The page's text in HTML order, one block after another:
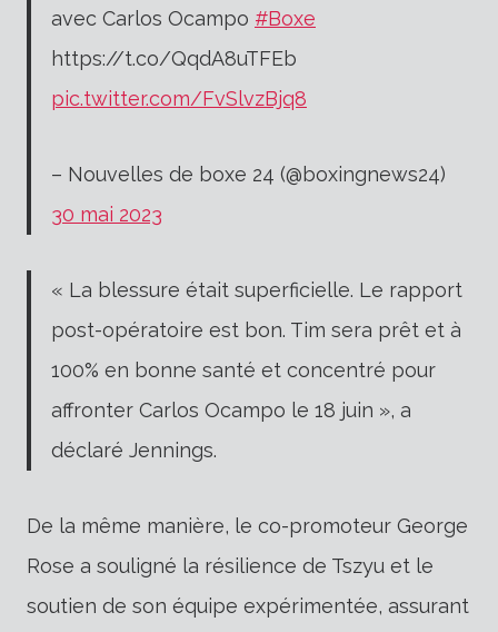
avec Carlos Ocampo #Boxe
https://t.co/QqdA8uTFEb
pic.twitter.com/FvSlvzBjq8
– Nouvelles de boxe 24 (@boxingnews24)
30 mai 2023
« La blessure était superficielle. Le rapport
post-opératoire est bon. Tim sera prêt et à
100% en bonne santé et concentré pour
affronter Carlos Ocampo le 18 juin », a
déclaré Jennings.
De la même manière, le co-promoteur George
Rose a souligné la résilience de Tszyu et le
soutien de son équipe expérimentée, assurant